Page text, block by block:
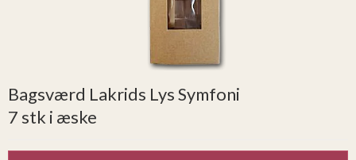
Bagsværd Lakrids Lys Symfoni
7 stk i æske